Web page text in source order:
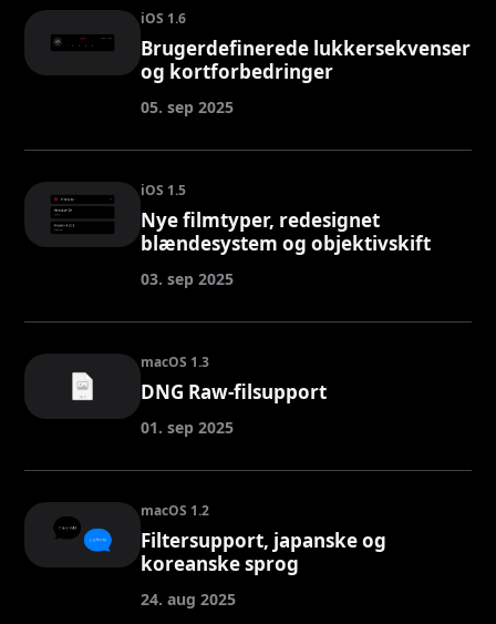
iOS 1.6
Brugerdefinerede lukkersekvenser
og kortforbedringer
05. sep 2025
iOS 1.5
Nye filmtyper, redesignet
blændesystem og objektivskift
03. sep 2025
macOS 1.3
DNG Raw-filsupport
01. sep 2025
macOS 1.2
Filtersupport, japanske og
koreanske sprog
24. aug 2025